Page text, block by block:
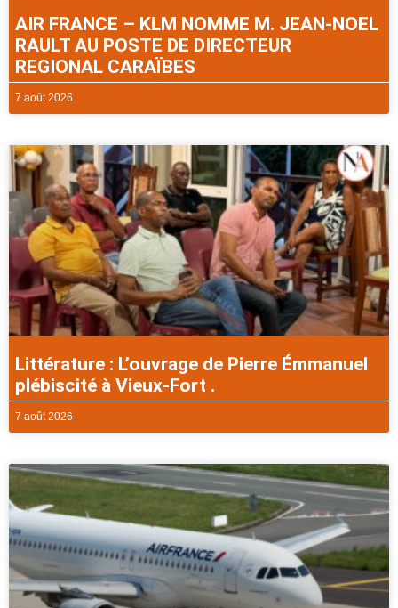
AIR FRANCE – KLM NOMME M. JEAN-NOEL
RAULT AU POSTE DE DIRECTEUR
REGIONAL CARAÏBES
7 août 2026
Littérature : L’ouvrage de Pierre Émmanuel
plébiscité à Vieux-Fort .
7 août 2026